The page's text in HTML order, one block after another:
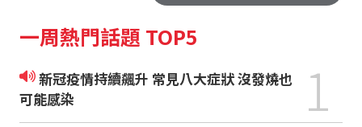
一周熱門話題 TOP5
新冠疫情持續飆升 常見八大症狀 沒發燒也
可能感染
1